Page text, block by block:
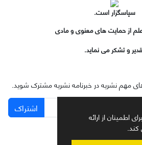
اطمینان از ارائه
کند.
سپاسگزار است.
از حمایت های معنوی و مادی
و تشکر می نماید.
های مهم نشریه در خبرنامه نشریه مشترک شوید.
اشتراک